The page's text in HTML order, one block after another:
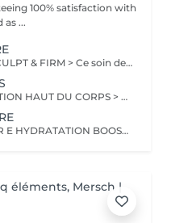
100% satisfaction with
as ...
SOINS CORPS - SIGNATURE RESCULPT & FIRM > Ce soin de l'ensemble du corps raffermit la peau et redonne du galbe aux courbes pour retrouver une silhouette resculptée et plus ferme tout en procurant un grand moment de bien-être. CELLULITE LISSANT > Ce soin ciblé déstocke les graisses localisées, défibrose et assouplit les tissus pour traiter efficacement la cellulite adipeuse et fibreuse tout en procurant un grand moment de bien-être. DÉCOUVERTE Ce soin propose une introduction à la technique endermologie® afin de découvrir le potentiel des différentes stimulations cellulaires et les sensations uniques qu'elles procurent. BILAN PERSONNALISÉ Tout programme de soin endermologie® corps commence par un bilan ultra-précis, avec l'application professionnelle ENDERMOLINK. Il se déroule en trois étapes clés : 1. Décryptage de votre mode de vie. 2. Analyse pointue de l'état de votre peau. 3. Création de votre programme sur-mesure.
S O I N S W E L L N E S S* RELAXATION HAUT DU CORPS > Ce soin favorise un relâchement profond des tensions dans le dos, la nuque, les épaules et le cuir chevelu pour apporter une relaxation complète et une sensation de bien-être global revitalisante. DÉTOX DRAINANT > Ce soin active les échanges circulatoires pour agir sur la rétention d'eau et éliminer les toxines, offrant un effet dynamisant et une sensation de légèreté aux jambes. VITALITÉ STRESS SOMMEIL > Ce soin de l'ensemble du corps diminue le stress, augmente la vitalité et améliore la qualité du sommeil pour apporter un mieux-être global tout en renforçant les défenses naturelles. RECUP DEEP TISSUE > En agissant sur les tissus profonds, ce soin soulage les tensions musculaires et favorise une meilleure récupération sportive en diminuant les courbatures. INTENSE WELLNESS > Ce soin de l'ensemble du corps détend les zones de tensions musculaires et favorise un lâcher prise total, offrant ainsi une relaxation profonde et une sensation de bien-être intensifi ée.
S O I N S V I S A G E - S I G N AT U R E HYDRATATION BOOSTER > Ce soin stimule la production d'acide hyaluronique pour une hydratation intense, redonnant à la peau un aspect repulpé et lissé tout en la protégeant des agressions extérieures et du vieillissement cutané. PRO LIFT > Ce soin anti-âge complet (visage, cou, décolleté, mains) se distingue par sa combinaison unique d'exfoliations, de stimulation cellulaire mécanique et de manuvres facialistes exclusives. Il uniformise et illumine le teint, tout en liftant et redessinant les contours du visage. En comblant visiblement les rides et en renforçant la fermeté de la peau, ce soin révèle un épiderme plus lisse, lifté et rajeuni. RÉNOVATEUR PEAU NEUVE > Ce soin avancé associe une double exfoliation mécanique et chimique du visage et du cou, permettant un nettoyage en profondeur de l'épiderme. Il favorise l'élimination des toxines et stimule le renouvellement cellulaire pour retrouver une peau saine, uniforme et lumineuse. BILAN PERSONNALISÉ Tout programme de soin endermologie® visage commence par un bilan ultra-précis, avec l'application professionnelle ENDERMOLINK. Il se déroule en trois étapes clés : 1. Décryptage de votre mode de vie 2. Analyse pointue de l'état de votre peau 3. Création de votre programme sur-mesure